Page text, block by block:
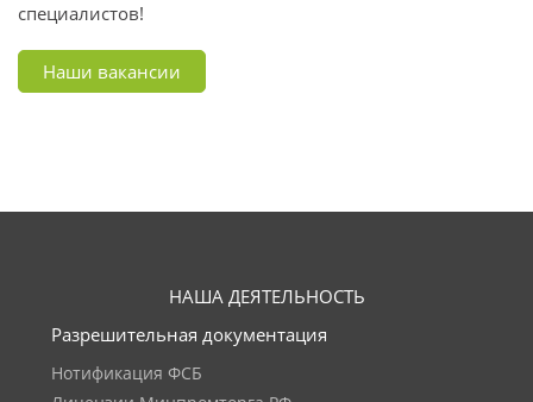
специалистов!
Наши вакансии
НАША ДЕЯТЕЛЬНОСТЬ
Разрешительная документация
Нотификация ФСБ